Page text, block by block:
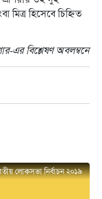
মিত্র হিসেবে চিহ্নিত
এর বিশ্লেষণ অবলম্বনে
লোকসভা নির্বাচন ২০১৯